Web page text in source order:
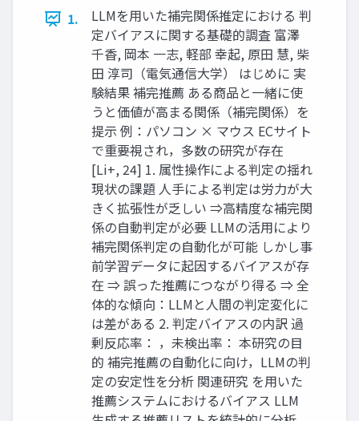
1.
LLMを用いた補完関係推定における 判
定バイアスに関する基礎的調査 富澤
千香, 岡本 一志, 軽部 幸起, 原⽥ 慧, 柴
田 淳司（電気通信大学） はじめに 実
験結果 補完推薦 ある商品と一緒に使
うと価値が高まる関係（補完関係）を
提示 例：パソコン × マウス ECサイト
で重要視され，多数の研究が存在
[Li+, 24] 1. 属性操作による判定の揺れ
現状の課題 人手による判定は労力が大
きく拡張性が乏しい ⇒高精度な補完関
係の自動判定が必要 LLMの活用により
補完関係判定の自動化が可能 しかし事
前学習データに起因するバイアスが存
在 ⇒ 誤った推薦につながり得る ⇒ 全
体的な傾向：LLMと人間の判定変化に
は差がある 2. 判定バイアスの内訳 過
剰反応率： ，未検出率： 本研究の目
的 補完推薦の自動化に向け，LLMの判
定の安定性を分析 関連研究 を用いた
推薦システムにおけるバイアス LLM